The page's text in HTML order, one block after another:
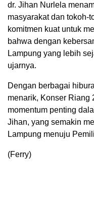
dr. Jihan Nurlela
masyarakat dan tokoh-
komitmen kuat untuk
bahwa dengan
Lampung yang lebih
ujarnya.
Dengan berbagai
menarik, Konser Riang
momentum penting
Jihan, yang semakin
Lampung menuju
(Ferry)